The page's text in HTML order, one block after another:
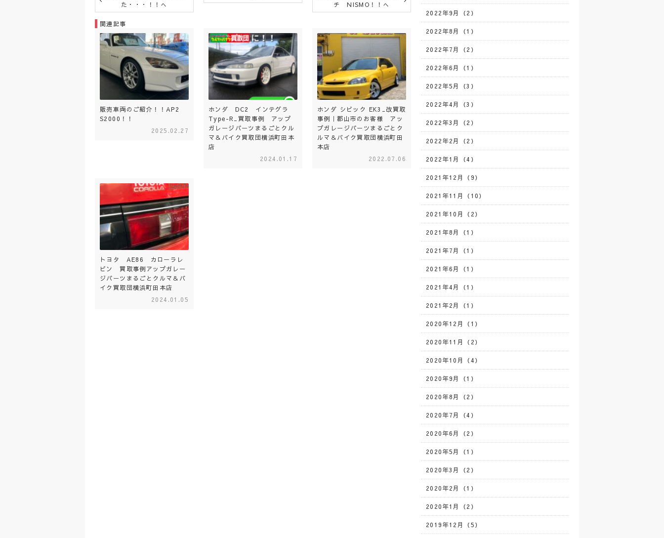
た・・・！！へ
チ NISMO！！へ
関連記事
販売車両のご紹介！！AP2
S2000！！
2025.02.27
ホンダ DC2 インテグラ
Type-R_買取事例 アップ
ガレージパーツまるごとクル
マ＆バイク買取団横浜町田本
店
2024.01.17
ホンダ シビック EK3_改買取
事例｜郡山市のお客様 アッ
プガレージパーツまるごとク
ルマ＆バイク買取団横浜町田
本店
2022.07.06
トヨタ AE86 カローラレ
ビン 買取事例アップガレー
ジパーツまるごとクルマ＆バ
イク買取団横浜町田本店
2024.01.05
2022年9月（2）
2022年8月（1）
2022年7月（2）
2022年6月（1）
2022年5月（3）
2022年4月（3）
2022年3月（2）
2022年2月（2）
2022年1月（4）
2021年12月（9）
2021年11月（10）
2021年10月（2）
2021年8月（1）
2021年7月（1）
2021年6月（1）
2021年4月（1）
2021年2月（1）
2020年12月（1）
2020年11月（2）
2020年10月（4）
2020年9月（1）
2020年8月（2）
2020年7月（4）
2020年6月（2）
2020年5月（1）
2020年3月（2）
2020年2月（1）
2020年1月（2）
2019年12月（5）